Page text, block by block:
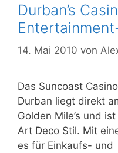
Durban’s
14. Mai 2010 von
Das Suncoast
Durban liegt direkt
Golden Mile’s und
Art Deco Stil. Mit
es für Einkaufs- und